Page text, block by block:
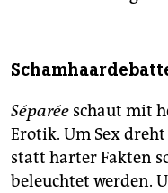
Séparée schaut mit
Erotik. Um Sex
statt harter Fakten
beleuchtet werden.